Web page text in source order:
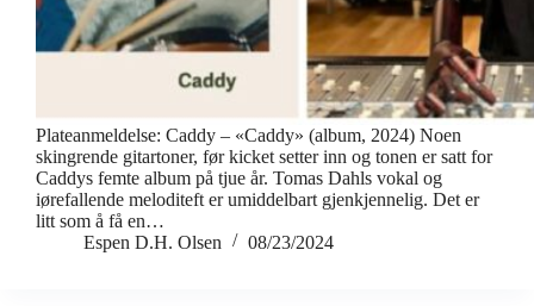
Plateanmeldelse: Caddy – «Caddy» (album, 2024) Noen
skingrende gitartoner, før kicket setter inn og tonen er satt for
Caddys femte album på tjue år. Tomas Dahls vokal og
iørefallende meloditeft er umiddelbart gjenkjennelig. Det er
litt som å få en…
Espen D.H. Olsen
08/23/2024